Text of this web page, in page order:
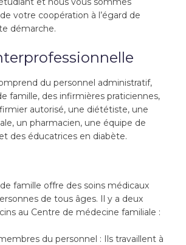
votre coopération à l’égard de
démarche.
du personnel administratif,
famille, des infirmières praticiennes,
autorisé, une diététiste, une
un pharmacien, une équipe de
des éducatrices en diabète.
famille offre des soins médicaux
de tous âges. Il y a deux
au Centre de médecine familiale :
du personnel : Ils travaillent à